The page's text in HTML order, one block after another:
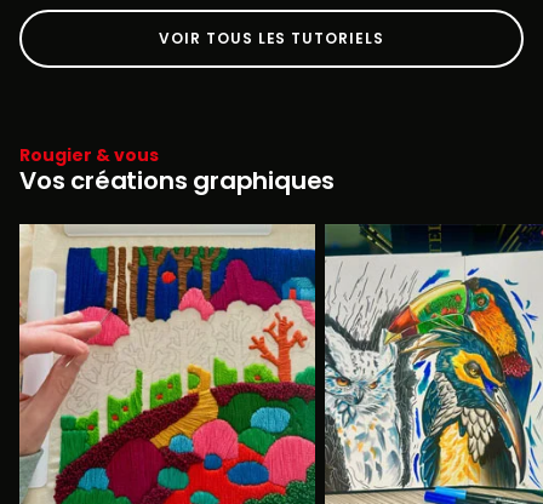
VOIR TOUS LES TUTORIELS
Rougier & vous
Vos créations graphiques